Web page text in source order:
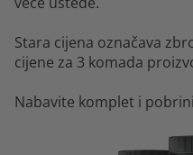
Stara cijena označava
cijene za 3 komada
Nabavite komplet i